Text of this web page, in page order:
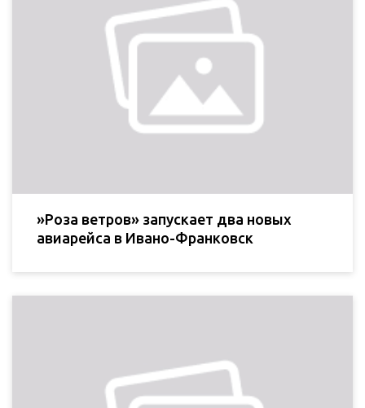
»Роза ветров» запускает два новых
авиарейса в Ивано-Франковск